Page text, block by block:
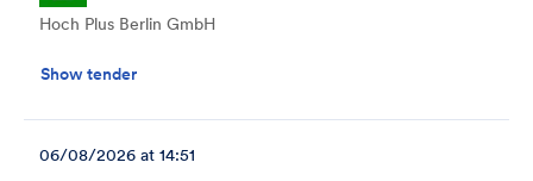
Hoch Plus Berlin GmbH
Show tender
06/08/2026 at 14:51